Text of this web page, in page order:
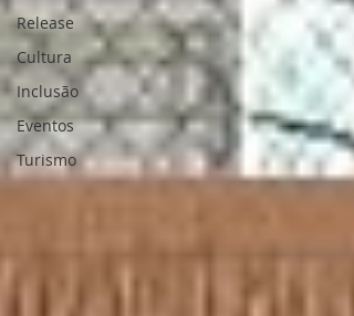
Release
Cultura
Inclusão
Eventos
Turismo